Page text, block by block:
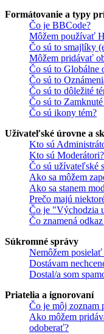
Formátovanie a typy
Čo je BBCode?
Môžem používať
Čo sú to smajlíky
Môžem pridávať
Čo sú to Globálne
Čo sú to
Čo sú to dôležité
Čo sú to
Čo sú ikony tém?
Užívateľské úrovne a
Kto sú
Kto sú Moderátori?
Čo sú užívateľské
Ako sa môžem
Ako sa stanem
Prečo majú
Čo je "Východzia
Čo znamená
Súkromné správy
Nemôžem
Dostávam
Dostal/a som
Priatelia a ignorovaní
Čo je môj zoznam
Ako môžem
odoberať?